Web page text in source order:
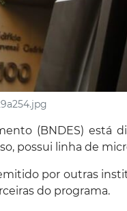
(BNDES) está
possui linha de
por outras
do programa.